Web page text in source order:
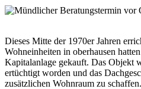
Dieses Mitte der 1970er Jahren
Wohneinheiten in oberhausen
Kapitalanlage gekauft. Das Objekt
ertüchtigt worden und das
zusätzlichen Wohnraum zu schaffen.